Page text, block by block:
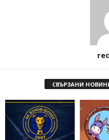
СВЪРЗАНИ